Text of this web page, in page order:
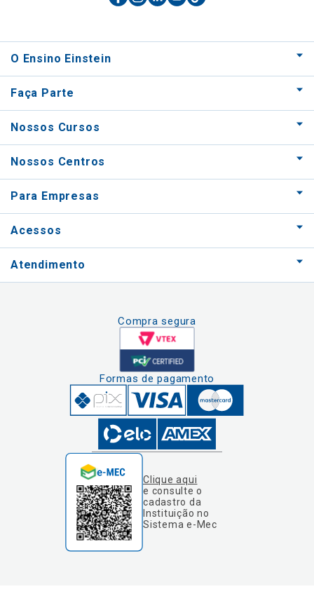
O Ensino Einstein
Faça Parte
Nossos Cursos
Nossos Centros
Para Empresas
Acessos
Atendimento
Compra segura
Formas de pagamento
Clique aqui
e consulte o
cadastro da
Instituição no
Sistema e-Mec